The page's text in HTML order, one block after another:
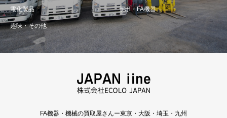
電化製品 ラボ・FA機器
趣味・その他
FA機器・機械の買取屋さんー東京・大阪・埼玉・九州